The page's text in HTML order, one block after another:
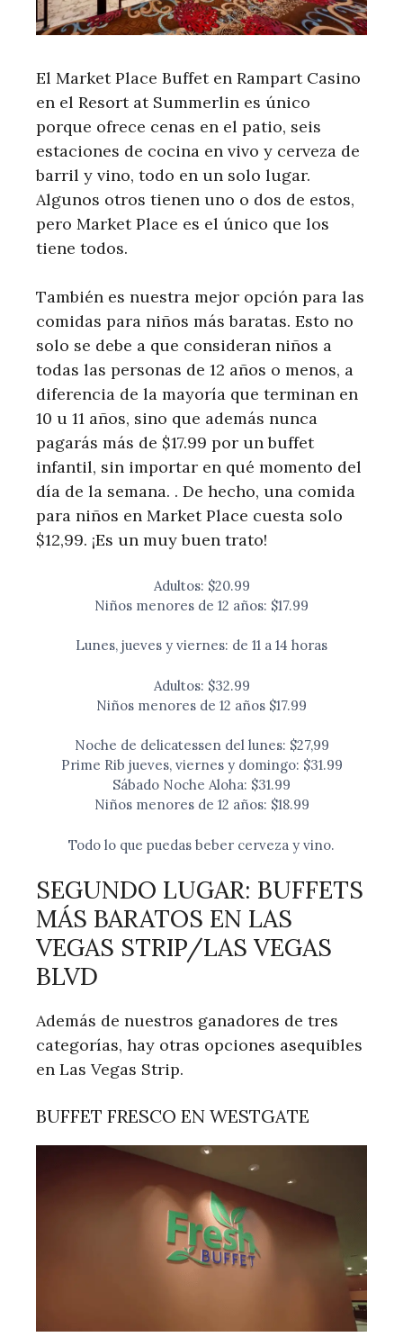
El Market Place Buffet en Rampart Casino
en el Resort at Summerlin es único
porque ofrece cenas en el patio, seis
estaciones de cocina en vivo y cerveza de
barril y vino, todo en un solo lugar.
Algunos otros tienen uno o dos de estos,
pero Market Place es el único que los
tiene todos.
También es nuestra mejor opción para las
comidas para niños más baratas. Esto no
solo se debe a que consideran niños a
todas las personas de 12 años o menos, a
diferencia de la mayoría que terminan en
10 u 11 años, sino que además nunca
pagarás más de $17.99 por un buffet
infantil, sin importar en qué momento del
día de la semana. . De hecho, una comida
para niños en Market Place cuesta solo
$12,99. ¡Es un muy buen trato!
Adultos: $20.99
Niños menores de 12 años: $17.99
Lunes, jueves y viernes: de 11 a 14 horas
Adultos: $32.99
Niños menores de 12 años $17.99
Noche de delicatessen del lunes: $27,99
Prime Rib jueves, viernes y domingo: $31.99
Sábado Noche Aloha: $31.99
Niños menores de 12 años: $18.99
Todo lo que puedas beber cerveza y vino.
SEGUNDO LUGAR: BUFFETS
MÁS BARATOS EN LAS
VEGAS STRIP/LAS VEGAS
BLVD
Además de nuestros ganadores de tres
categorías, hay otras opciones asequibles
en Las Vegas Strip.
BUFFET FRESCO EN WESTGATE